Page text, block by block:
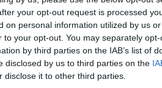
your opt-out request is processed
on personal information utilized by us
your opt-out. You may separately
by third parties on the IAB’s list of
disclosed by us to third parties on the
disclose it to other third parties.